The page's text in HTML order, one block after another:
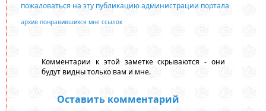
пожаловаться на эту публикацию администрации портала
архив понравившихся мне ссылок
Комментарии к этой заметке скрываются - они
будут видны только вам и мне.
Оставить комментарий